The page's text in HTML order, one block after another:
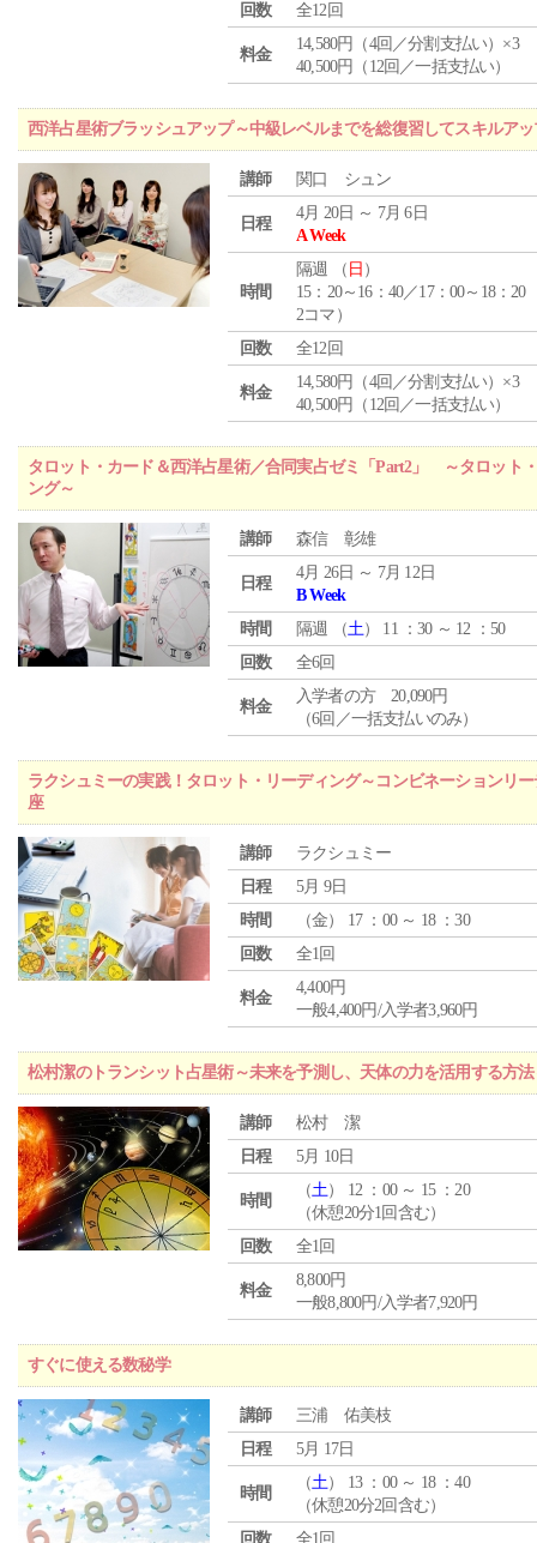
回数
全12回
料金
14,580円（4回／分割支払い）×3
40,500円（12回／一括支払い）
西洋占星術ブラッシュアップ～中級レベルまでを総復習してスキルア
講師 関口 シュン
日程
4月 20日 ～ 7月 6日
A Week
時間
隔週 （ 日 ）
15：20～16：40／17：00～18：20
2コマ）
回数
全12回
料金
14,580円（4回／分割支払い）×3
40,500円（12回／一括支払い）
タロット・カード＆西洋占星術／合同実占ゼミ「Part2」 ～タロット
ング～
講師 森信 彰雄
日程
4月 26日 ～ 7月 12日
B Week
時間
隔週 （土） 11 ：30 ～ 12 ：50
回数
全6回
料金
入学者の方 20,090円
（6回／一括支払いのみ）
ラクシュミーの実践！タロット・リーディング～コンビネーションリ
座
講師
ラクシュミー
日程
5月 9日
時間
（金） 17 ：00 ～ 18 ：30
回数
全1回
料金
4,400円
一般4,400円/入学者3,960円
松村潔のトランシット占星術～未来を予測し、天体の力を活用する方法
講師
松村 潔
日程
5月 10日
時間
（土） 12 ：00 ～ 15 ：20
（休憩20分1回含む）
回数
全1回
料金
8,800円
一般8,800円/入学者7,920円
すぐに使える数秘学
講師
三浦 佑美枝
日程
5月 17日
時間
（土） 13 ：00 ～ 18 ：40
（休憩20分2回含む）
回数
全1回